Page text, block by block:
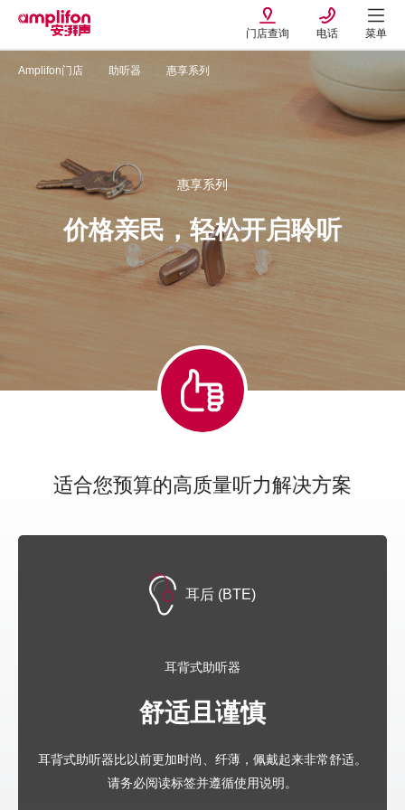
门店查询 电话 菜单
Amplifon门店 助听器 惠享系列
惠享系列
价格亲民，轻松开启聆听
适合您预算的高质量听力解决方案
耳后 (BTE)
耳背式助听器
舒适且谨慎
耳背式助听器比以前更加时尚、纤薄，佩戴起来非常舒适。
请务必阅读标签并遵循使用说明。